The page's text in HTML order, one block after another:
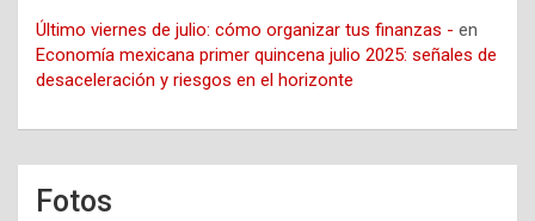
Último viernes de julio: cómo organizar tus finanzas - en
Economía mexicana primer quincena julio 2025: señales de
desaceleración y riesgos en el horizonte
Fotos